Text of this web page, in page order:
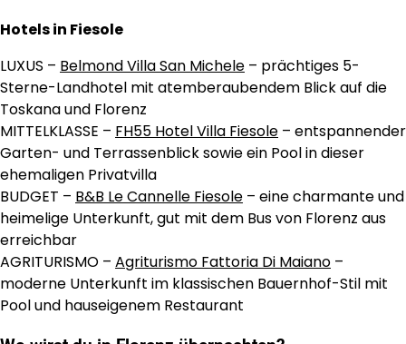
Hotels in Fiesole
LUXUS – Belmond Villa San Michele – prächtiges 5-
Sterne-Landhotel mit atemberaubendem Blick auf die
Toskana und Florenz
MITTELKLASSE – FH55 Hotel Villa Fiesole – entspannender
Garten- und Terrassenblick sowie ein Pool in dieser
ehemaligen Privatvilla
BUDGET – B&B Le Cannelle Fiesole – eine charmante und
heimelige Unterkunft, gut mit dem Bus von Florenz aus
erreichbar
AGRITURISMO – Agriturismo Fattoria Di Maiano –
moderne Unterkunft im klassischen Bauernhof-Stil mit
Pool und hauseigenem Restaurant